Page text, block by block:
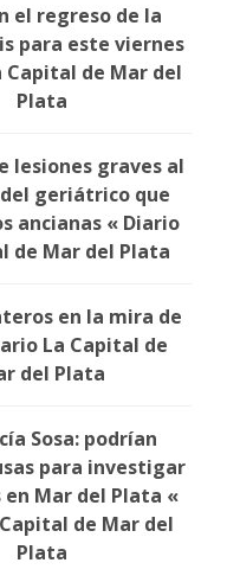
el regreso de la
para este viernes
Capital de Mar del
Plata
lesiones graves al
geriátrico que
ancianas « Diario
de Mar del Plata
en la mira de
La Capital de
del Plata
Sosa: podrían
para investigar
Mar del Plata «
de Mar del
Plata